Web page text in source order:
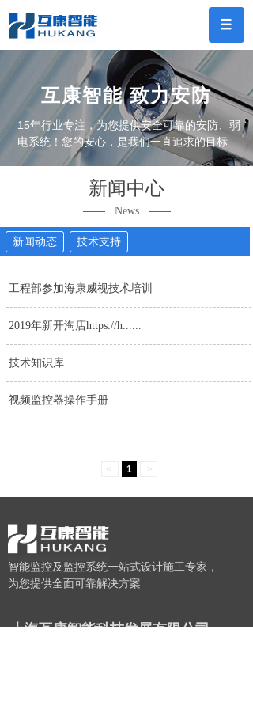
互康智能 致力安防
15年行业专注，为您提供安全可靠的安防、弱
电系统！您的安心，是我们一直追求的目标
新闻中心
—— News——
新闻动态 技术支持
工程部参加海康威视技术培训
2019年新开淘店https://h......
技术知识库
视频监控器操作手册
< 1 >
智能监控及监控系统一站式设计施工专家，
为您提供全面可靠解决方案
上海互康智能科技发展有限公司